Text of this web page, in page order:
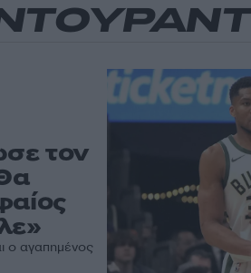
τον
ο αγαπημένος